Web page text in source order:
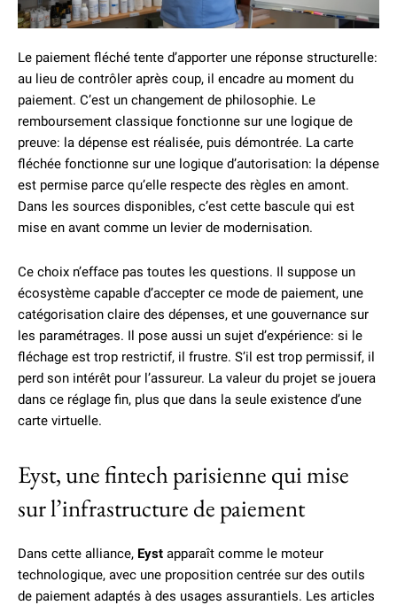
Le paiement fléché tente d’apporter une réponse structurelle:
au lieu de contrôler après coup, il encadre au moment du
paiement. C’est un changement de philosophie. Le
remboursement classique fonctionne sur une logique de
preuve: la dépense est réalisée, puis démontrée. La carte
fléchée fonctionne sur une logique d’autorisation: la dépense
est permise parce qu’elle respecte des règles en amont.
Dans les sources disponibles, c’est cette bascule qui est
mise en avant comme un levier de modernisation.
Ce choix n’efface pas toutes les questions. Il suppose un
écosystème capable d’accepter ce mode de paiement, une
catégorisation claire des dépenses, et une gouvernance sur
les paramétrages. Il pose aussi un sujet d’expérience: si le
fléchage est trop restrictif, il frustre. S’il est trop permissif, il
perd son intérêt pour l’assureur. La valeur du projet se jouera
dans ce réglage fin, plus que dans la seule existence d’une
carte virtuelle.
Eyst, une fintech parisienne qui mise
sur l’infrastructure de paiement
Dans cette alliance, Eyst apparaît comme le moteur
technologique, avec une proposition centrée sur des outils
de paiement adaptés à des usages assurantiels. Les articles